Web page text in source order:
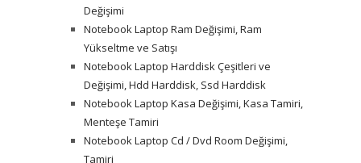
Değişimi
Notebook Laptop Ram Değişimi, Ram
Yükseltme ve Satışı
Notebook Laptop Harddisk Çeşitleri ve
Değişimi, Hdd Harddisk, Ssd Harddisk
Notebook Laptop Kasa Değişimi, Kasa Tamiri,
Menteşe Tamiri
Notebook Laptop Cd / Dvd Room Değişimi,
Tamiri